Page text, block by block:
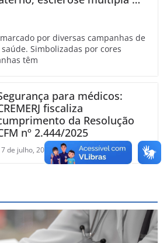
por diversas campanhas de
Simbolizadas por cores
têm
para médicos:
fiscaliza
da Resolução
nº 2.444/2025
de julho, 2026